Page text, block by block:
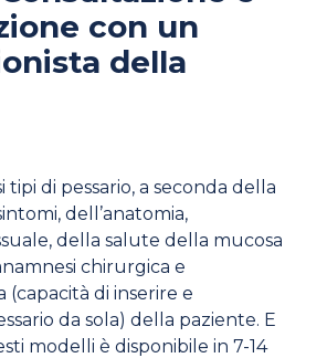
con un
della
tipi di pessario, a seconda della
dell’anatomia,
della salute della mucosa
chirurgica e
(capacità di inserire e
da sola) della paziente. E
modelli è disponibile in 7-14